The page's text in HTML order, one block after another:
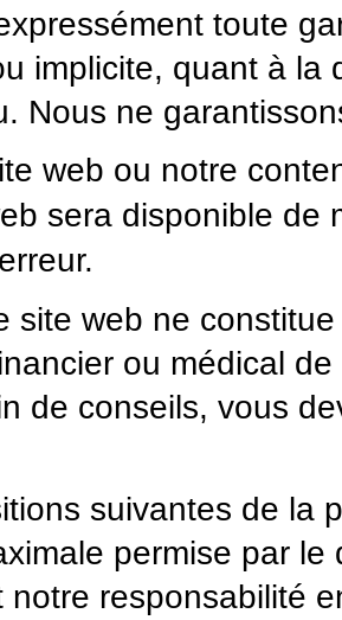
toute
implicite, quant à la
Nous ne
web ou notre
sera disponible de
site web ne
ou médical
de conseils, vous
suivantes de la
permise par
notre responsabilité